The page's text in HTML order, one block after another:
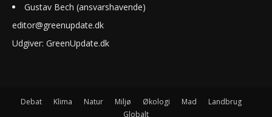
Gustav Bech (ansvarshavende)
editor@greenupdate.dk
Udgiver: GreenUpdate.dk
Debat Klima Natur Miljø Økologi Mad
Landbrug
Globalt